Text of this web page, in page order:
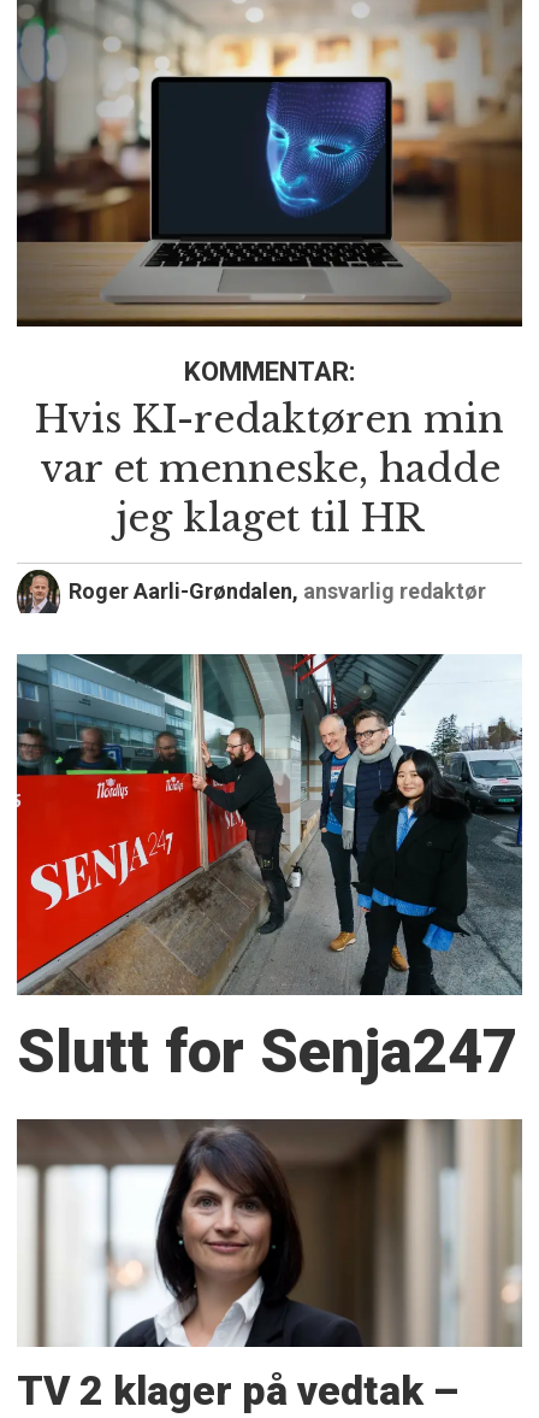
KOMMENTAR:
Hvis KI-redaktøren min
var et menneske, hadde
jeg klaget til HR
Roger Aarli-Grøndalen, ansvarlig redaktør
Slutt for Senja247
TV 2 klager på vedtak –